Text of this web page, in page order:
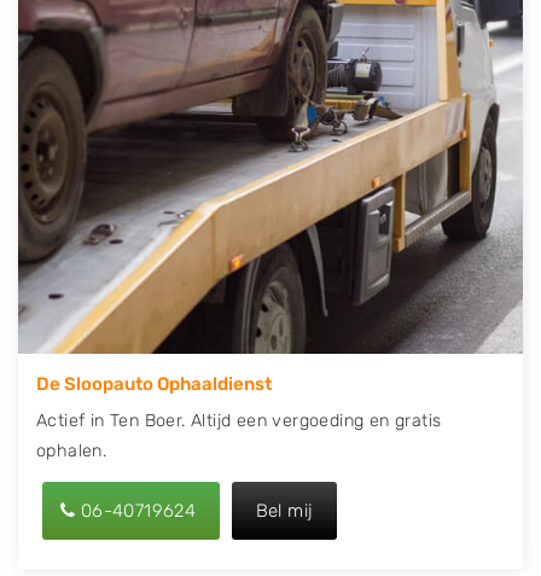
direct een tweedehands auto onderdelen offerte
aanvragen? Dat kan via de Onderdelenlijn! Vul uw
kenteken in en druk op verzenden.
Wij kunnen u helpen met de inkoop van auto's van
eigenlijk alle merken, zoals Alfa Romeo, Audi, BMW,
Chevrolet, Citroën, Dacia, Fiat, Ford, Honda, Hyundai,
Kia, Mazda, Mercedes Benz, Mitsubishi, Nissan, Opel,
Peugeot, Porsche, Renault, Seat, Skoda, Suzuki, Tesla,
Toyota, Volkswagen en Volvo.
De Sloopauto Ophaaldienst
Actief in Ten Boer. Altijd een vergoeding en gratis
ophalen.
06-40719624 Bel mij